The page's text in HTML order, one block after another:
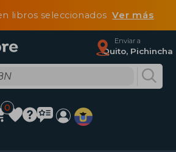
libros seleccionadosVer más
Enviar a
Quito, Pichincha
0